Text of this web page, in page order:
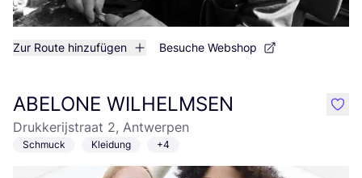
Zur Route hinzufügen Besuche Webshop
ABELONE WILHELMSEN
Drukkerijstraat 2, Antwerpen
Schmuck Kleidung +4
like